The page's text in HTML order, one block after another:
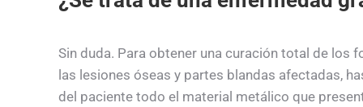
Sin duda. Para obtener una curación total de
las lesiones óseas y partes blandas afectadas,
del paciente todo el material metálico que